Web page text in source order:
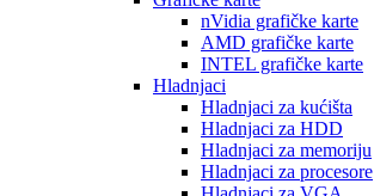
nVidia grafičke karte
AMD grafičke karte
INTEL grafičke karte
Hladnjaci
Hladnjaci za kućišta
Hladnjaci za HDD
Hladnjaci za memoriju
Hladnjaci za procesore